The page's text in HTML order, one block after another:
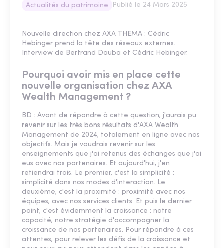
Actualités du patrimoine Publié le 24 Mars 2025
Nouvelle direction chez AXA THEMA : Cédric
Hebinger prend la tête des réseaux externes.
Interview de Bertrand Dauba et Cédric Hebinger.
Pourquoi avoir mis en place cette
nouvelle organisation chez AXA
Wealth Management ?
BD : Avant de répondre à cette question, j'aurais pu
revenir sur les très bons résultats d'AXA Wealth
Management de 2024, totalement en ligne avec nos
objectifs. Mais je voudrais revenir sur les
enseignements que j'ai retenus des échanges que j'ai
eus avec nos partenaires. Et aujourd'hui, j'en
retiendrai trois. Le premier, c'est la simplicité :
simplicité dans nos modes d'interaction. Le
deuxième, c'est la proximité : proximité avec nos
équipes, avec nos services clients. Et puis le dernier
point, c'est évidemment la croissance : notre
capacité, notre stratégie d'accompagner la
croissance de nos partenaires. Pour répondre à ces
attentes, pour relever les défis de la croissance et